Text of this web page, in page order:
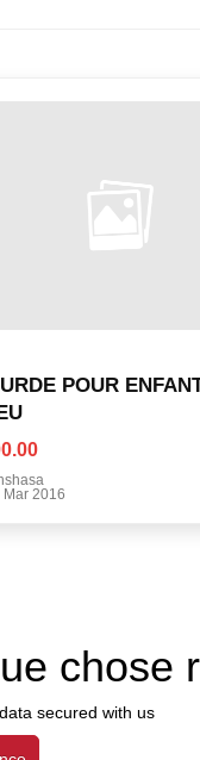
POUR
Mar 2016
chose
secured with us